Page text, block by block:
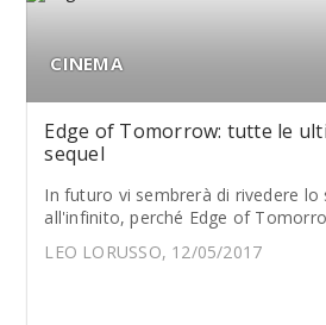
CINEMA
Edge of Tomorrow: tutte le
sequel
In futuro vi sembrerà di rivedere lo
all'infinito, perché Edge of
LEO LORUSSO, 12/05/2017